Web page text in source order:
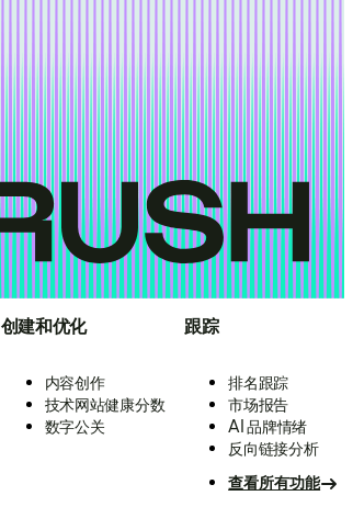
创建和优化
内容创作
技术网站健康分数
数字公关
跟踪
排名跟踪
市场报告
AI 品牌情绪
反向链接分析
查看所有功能